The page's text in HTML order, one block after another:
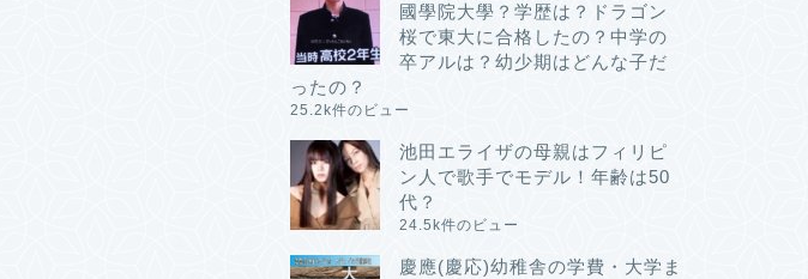
國學院大學？学歴は？ドラゴン
桜で東大に合格したの？中学の
卒アルは？幼少期はどんな子だ
ったの？
25.2k件のビュー
池田エライザの母親はフィリピ
ン人で歌手でモデル！年齢は50
代？
24.5k件のビュー
慶應(慶応)幼稚舎の学費・大学ま